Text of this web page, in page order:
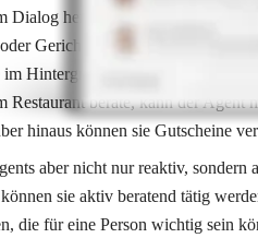
Dialog heraus Prozesse
Gerichte geben und diese auf
Hintergrund für mich bestimmte
Restaurant berate, kann der
hinaus können sie Gutscheine
aber nicht nur reaktiv,
sie aktiv beratend tätig
die für eine Person wichtig sein